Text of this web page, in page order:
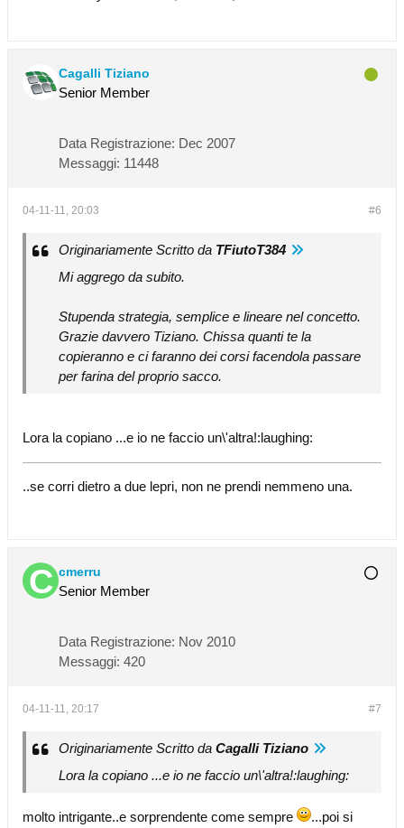
Cagalli Tiziano
Senior Member
Data Registrazione: Dec 2007
Messaggi: 11448
#6
04-11-11, 20:03
Originariamente Scritto da TFiutoT384
Mi aggrego da subito.
Stupenda strategia, semplice e lineare nel concetto.
Grazie davvero Tiziano. Chissa quanti te la
copieranno e ci faranno dei corsi facendola passare
per farina del proprio sacco.
Lora la copiano ...e io ne faccio un\'altra!:laughing:
..se corri dietro a due lepri, non ne prendi nemmeno una.
cmerru
Senior Member
Data Registrazione: Nov 2010
Messaggi: 420
#7
04-11-11, 20:17
Originariamente Scritto da Cagalli Tiziano
Lora la copiano ...e io ne faccio un\'altra!:laughing:
molto intrigante..e sorprendente come sempre
...poi si